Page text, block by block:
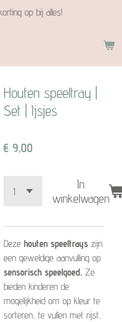
op bij alles!
Houten speeltray |
Set | Ijsjes
€ 9,00
In
winkelwagen
Deze houten speeltrays zijn
een geweldige aanvulling op
sensorisch speelgoed. Ze
bieden kinderen de
mogelijkheid om op kleur te
sorteren, te vullen met rijst,